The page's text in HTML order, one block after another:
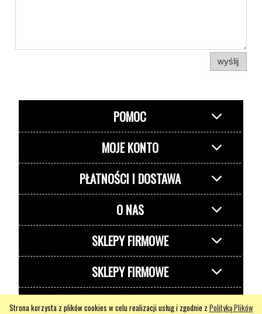
Strona korzysta z plików cookies w celu realizacji usług i zgodnie z Polityką Plików
wyślij
POMOC
MOJE KONTO
PŁATNOŚCI I DOSTAWA
O NAS
SKLEPY FIRMOWE
SKLEPY FIRMOWE
pokaż pełną wersję strony